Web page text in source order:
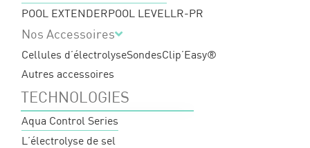
POOL EXTENDERPOOL LEVELLR-PR
Nos Accessoires
Cellules d’électrolyseSondesClip’Easy®
Autres accessoires
TECHNOLOGIES
Aqua Control Series
L’électrolyse de sel